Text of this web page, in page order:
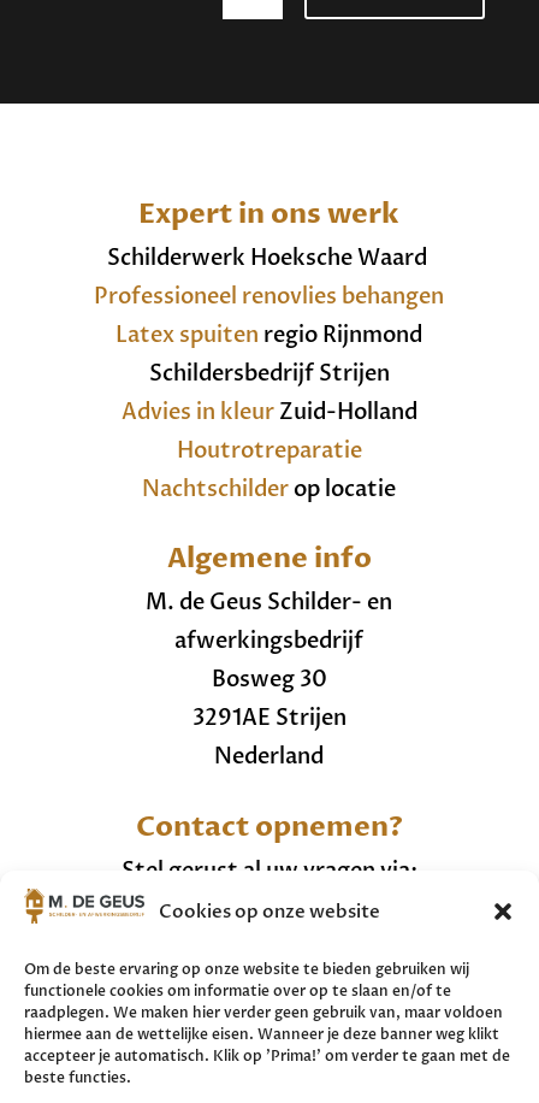
Cookies op onze website
Om de beste ervaring op onze website te bieden gebruiken wij
functionele cookies om informatie over op te slaan en/of te
raadplegen. We maken hier verder geen gebruik van, maar voldoen
hiermee aan de wettelijke eisen. Wanneer je deze banner weg klikt
accepteer je automatisch. Klik op 'Prima!' om verder te gaan met de
beste functies.
Expert in ons werk
Schilderwerk Hoeksche Waard
Professioneel renovlies behangen
Latex spuiten regio Rijnmond
Schildersbedrijf Strijen
Advies in kleurZuid-Holland
Houtrotreparatie
Nachtschilder op locatie
Algemene info
M. de Geus Schilder- en
afwerkingsbedrijf
Bosweg 30
3291AE Strijen
Nederland
Contact opnemen?
Stel gerust al uw vragen via:
+31 (0)6 20287457
info@mdegeusschilderwerken.nl
Bekijk hier onscookiebeleid.